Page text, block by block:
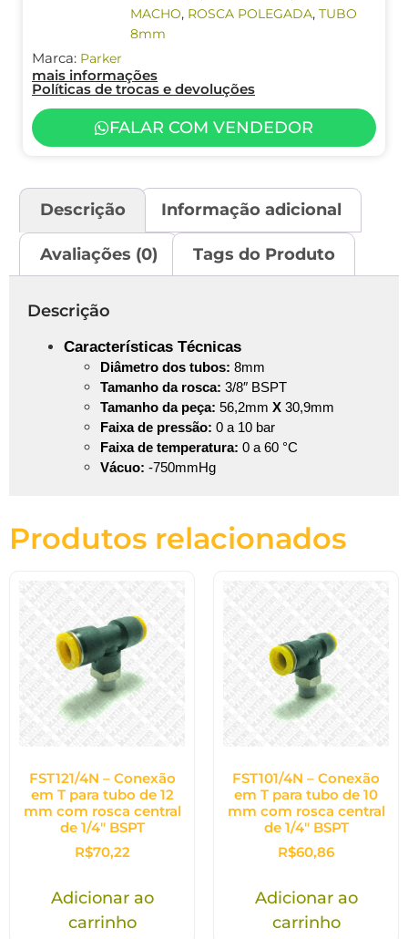
MACHO, ROSCA POLEGADA, TUBO
8mm
Marca: Parker
mais informações
Políticas de trocas e devoluções
FALAR COM VENDEDOR
Descrição Informação adicional
Avaliações (0) Tags do Produto
Descrição
Características Técnicas
Diâmetro dos tubos: 8mm
Tamanho da rosca: 3/8″ BSPT
Tamanho da peça: 56,2mm X 30,9mm
Faixa de pressão: 0 a 10 bar
Faixa de temperatura: 0 a 60 °C
Vácuo: -750mmHg
Produtos relacionados
FST121/4N – Conexão
em T para tubo de 12
mm com rosca central
de 1/4″ BSPT
R$70,22
Adicionar ao
carrinho
FST101/4N – Conexão
em T para tubo de 10
mm com rosca central
de 1/4″ BSPT
R$60,86
Adicionar ao
carrinho